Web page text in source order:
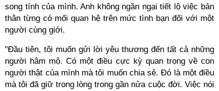
song tính của mình. Anh không ngần ngại tiết lộ việc bản
thân từng có mối quan hệ trên mức tình bạn đối với một
người cùng giới.
"Đầu tiên, tôi muốn gửi lời yêu thương đến tất cả những
người hâm mộ. Có một điều cực kỳ quan trọng về con
người thật của mình mà tôi muốn chia sẻ. Đó là một điều
mà tôi đã giữ trong lòng trong gần nửa cuộc đời. Việc nói